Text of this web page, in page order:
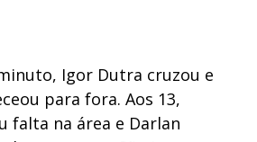
Igor Dutra cruzou e
para fora. Aos 13,
falta na área e Darlan